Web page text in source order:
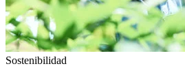
Sostenibilidad